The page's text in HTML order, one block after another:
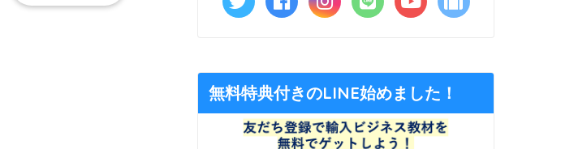
無料特典付きのLINE始めました！